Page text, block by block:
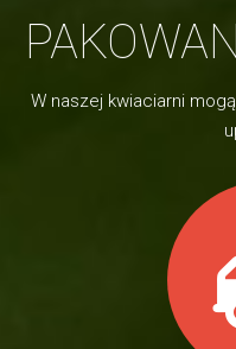
W naszej kwiaciarni